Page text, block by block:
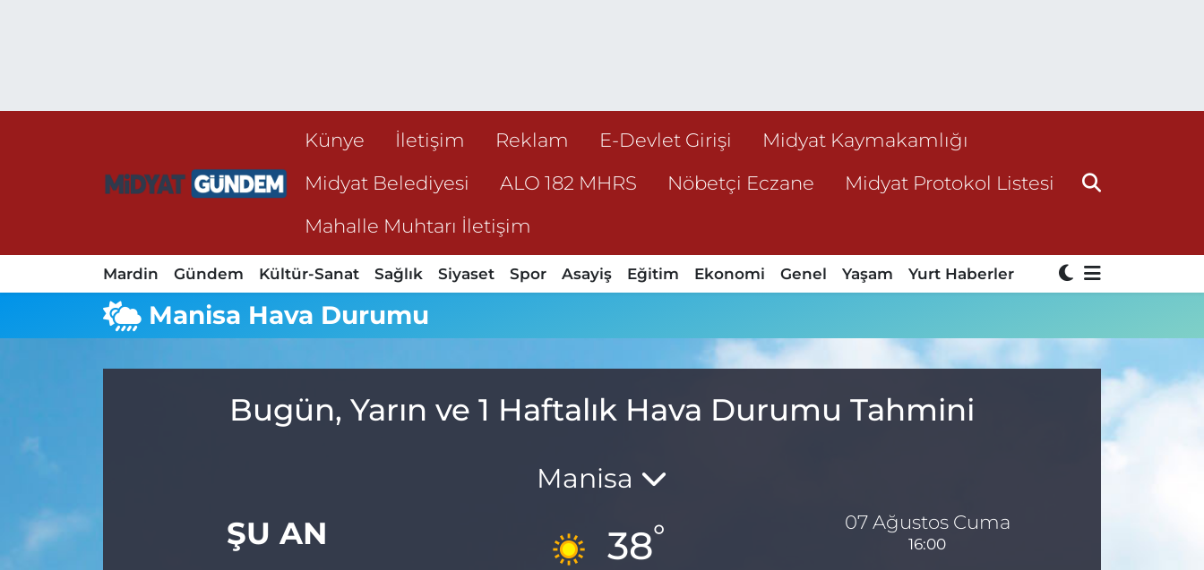
Künye İletişim Reklam E-Devlet Girişi
Midyat Kaymakamlığı
Midyat Belediyesi
ALO 182 MHRS Nöbetçi Eczane
Midyat Protokol Listesi
Mahalle Muhtarı İletişim
Mardin Gündem Kültür-Sanat Sağlık Siyaset Spor Asayiş Eğitim Ekonomi Genel Yaşam Yurt Haberler
Manisa Hava Durumu
Bugün, Yarın ve 1 Haftalık Hava Durumu Tahmini
ŞU AN
Manisa
38° 07 Ağustos Cuma
16:00